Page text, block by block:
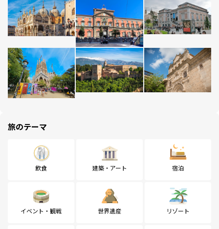
旅のテーマ
飲食 建築・アート 宿泊
イベント・観戦 世界遺産 リゾート